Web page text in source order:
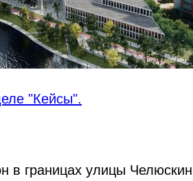
"Кейсы".
в границах улицы